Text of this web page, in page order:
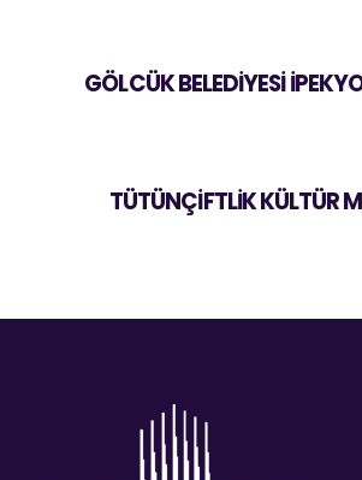
GÖLCÜK BELEDİYESİ
TÜTÜNÇİFTLİK KÜLTÜR